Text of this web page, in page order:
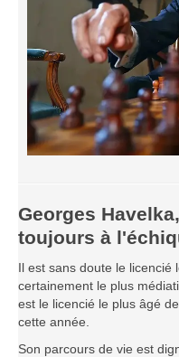
Georges
toujours à
Il est sans doute le licencié
certainement le plus
est le licencié le plus âgé
cette année.
Son parcours de vie est